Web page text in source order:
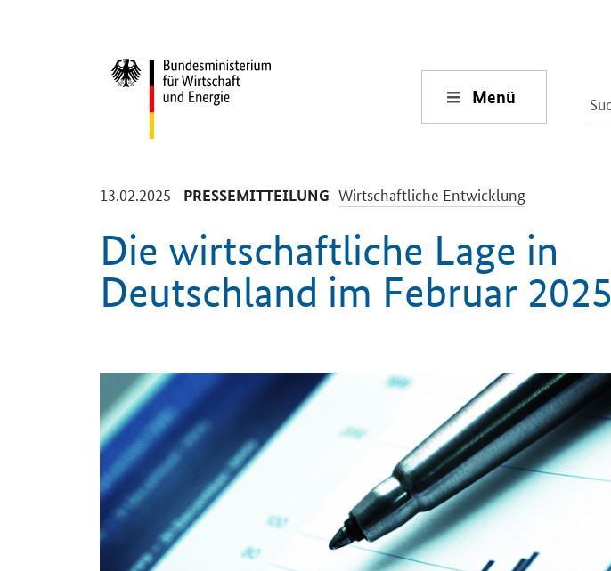
Menü
13.02.2025 -
PRESSEMITTEILUNG -
Wirtschaftliche Entwicklung
Die wirtschaftliche Lage in
Deutschland im Februar 2025